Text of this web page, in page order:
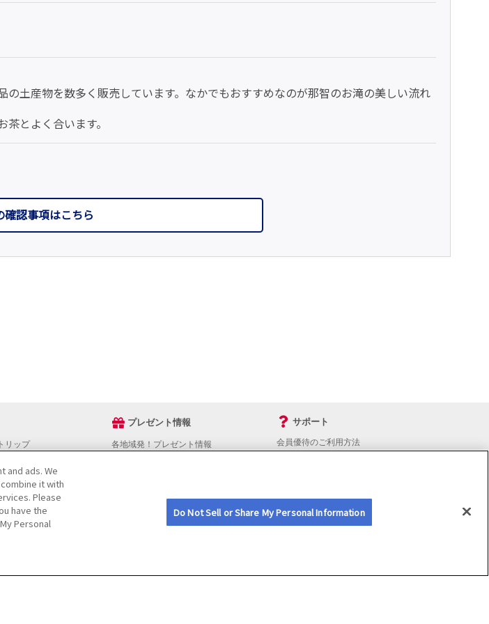
土産物を数多く販売しています。なかでもおすすめなのが那智のお滝の美しい流れ
とよく合います。
確認事項はこちら
リップ
プレゼント情報
各地域発！プレゼント情報
サポート
会員優待のご利用方法
会員優待サービスの提携をご検討の方へ
and ads. We
it with
Please
have the
Personal
Do Not Sell or Share My Personal Information